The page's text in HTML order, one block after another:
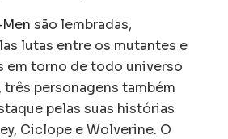
são lembradas,
lutas entre os mutantes e
em torno de todo universo
três personagens também
pelas suas histórias
Ciclope e Wolverine. O